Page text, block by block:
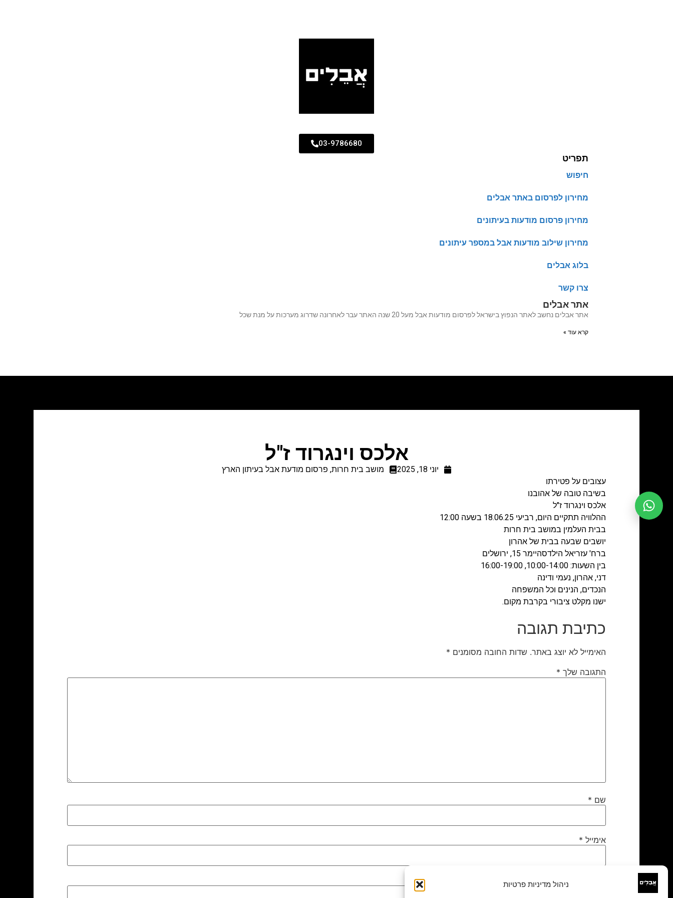
ניהול מדיניות פרטיות
03-9786680
תפריט
חיפוש
מחירון לפרסום באתר אבלים
מחירון פרסום מודעות בעיתונים
מחירון שילוב מודעות אבל במספר עיתונים
בלוג אבלים
צרו קשר
אתר אבלים
אתר אבלים נחשב לאתר הנפוץ בישראל לפרסום מודעות אבל מעל 20 שנה האתר עבר לאחרונה שדרוג מערכות על מנת שכל
קרא עוד »
אלכס וינגרוד ז"ל
יוני 18, 2025 מושב בית חרות, פרסום מודעת אבל בעיתון הארץ
עצובים על פטירתו
בשיבה טובה של אהובנו
אלכס וינגרוד ז"ל
ההלוויה תתקיים היום, רביעי 18.06.25 בשעה 12:00
בבית העלמין במושב בית חרות
יושבים שבעה בבית של אהרון
ברח' עזריאל הילדסהיימר 15, ירושלים
בין השעות: 10:00-14:00, 16:00-19:00
דני, אהרון, נעמי ודינה
הנכדים, הנינים וכל המשפחה
ישנו מקלט ציבורי בקרבת מקום.
כתיבת תגובה
האימייל לא יוצג באתר. שדות החובה מסומנים *
התגובה שלך *
שם *
אימייל *